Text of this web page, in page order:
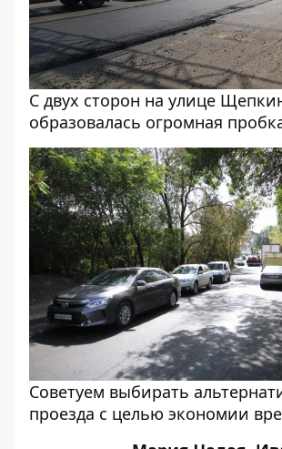
С двух сторон на улице
образовалась огромная
Советуем выбирать
проезда с целью экономии